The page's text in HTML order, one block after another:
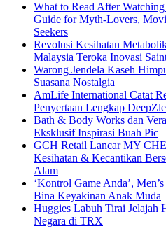
What to Read After
Guide for Myth-Lovers,
Seekers
Revolusi Kesihatan
Malaysia Teroka Inovasi
Warong Jendela Kaseh
Suasana Nostalgia
AmLife International Catat
Penyertaan Lengkap
Bath & Body Works dan
Eksklusif Inspirasi Buah Pic
GCH Retail Lancar MY
Kesihatan & Kecantikan
Alam
‘Kontrol Game Anda’,
Bina Keyakinan Anak Muda
Huggies Labuh Tirai Jelajah
Negara di TRX